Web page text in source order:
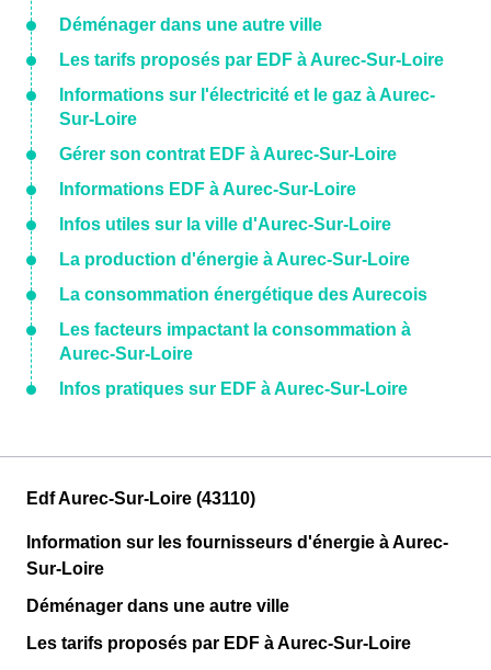
Déménager dans une autre ville
Les tarifs proposés par EDF à Aurec-Sur-Loire
Informations sur l'électricité et le gaz à Aurec-
Sur-Loire
Gérer son contrat EDF à Aurec-Sur-Loire
Informations EDF à Aurec-Sur-Loire
Infos utiles sur la ville d'Aurec-Sur-Loire
La production d'énergie à Aurec-Sur-Loire
La consommation énergétique des Aurecois
Les facteurs impactant la consommation à
Aurec-Sur-Loire
Infos pratiques sur EDF à Aurec-Sur-Loire
Edf Aurec-Sur-Loire (43110)
Information sur les fournisseurs d'énergie à Aurec-
Sur-Loire
Déménager dans une autre ville
Les tarifs proposés par EDF à Aurec-Sur-Loire